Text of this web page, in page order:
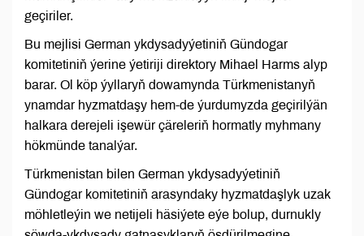
geçiriler.
Bu mejlisi German ykdysadyýetiniň Gündogar
komitetiniň ýerine ýetiriji direktory Mihael Harms alyp
barar. Ol köp ýyllaryň dowamynda Türkmenistanyň
ynamdar hyzmatdaşy hem-de ýurdumyzda geçirilýän
halkara derejeli işewür çäreleriň hormatly myhmany
hökmünde tanalýar.
Türkmenistan bilen German ykdysadyýetiniň
Gündogar komitetiniň arasyndaky hyzmatdaşlyk uzak
möhletleýin we netijeli häsiýete eýe bolup, durnukly